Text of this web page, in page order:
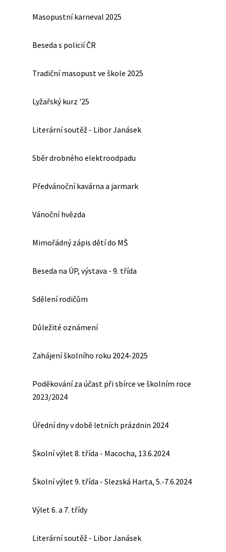
Masopustní karneval 2025
Beseda s policií ČR
Tradiční masopust ve škole 2025
Lyžařský kurz '25
Literární soutěž - Libor Janásek
Sběr drobného elektroodpadu
Předvánoční kavárna a jarmark
Vánoční hvězda
Mimořádný zápis dětí do MŠ
Beseda na ÚP, výstava - 9. třída
Sdělení rodičům
Důležité oznámení
Zahájení školního roku 2024-2025
Poděkování za účast při sbírce ve školním roce
2023/2024
Úřední dny v době letních prázdnin 2024
Školní výlet 8. třída - Macocha, 13.6.2024
Školní výlet 9. třída - Slezská Harta, 5.-7.6.2024
Výlet 6. a 7. třídy
Literární soutěž - Libor Janásek